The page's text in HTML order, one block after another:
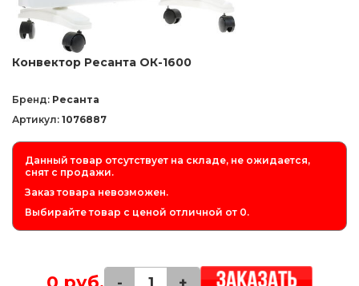
Конвектор Ресанта ОК-1600
Бренд: Ресанта
Артикул: 1076887
Данный товар отсутствует на складе, не ожидается,
снят с продажи.
Заказ товара невозможен.
Выбирайте товар с ценой отличной от 0.